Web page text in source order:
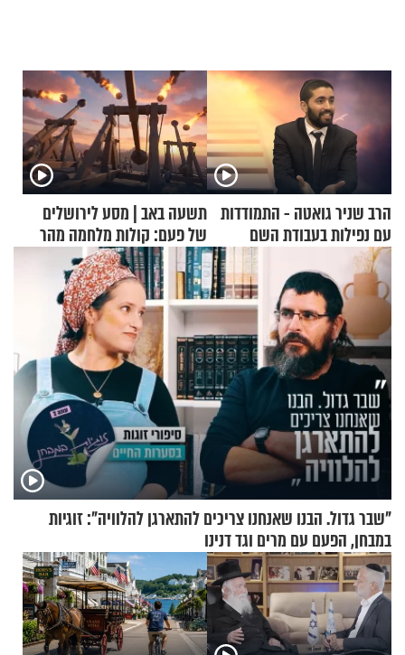
הרב שניר גואטה - התמודדות
עם נפילות בעבודת השם
תשעה באב | מסע לירושלים
של פעם: קולות מלחמה מהר
הזיתים
"שבר גדול. הבנו שאנחנו צריכים להתארגן להלוויה": זוגיות
במבחן, הפעם עם מרים וגד דנינו